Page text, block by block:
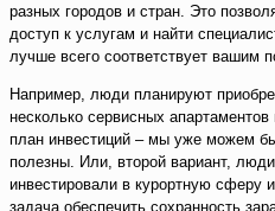
разных городов и стран. Это
доступ к услугам и найти
лучше всего соответствует вашим
Например, люди планируют
несколько сервисных
план инвестиций – мы уже можем
полезны. Или, второй вариант,
инвестировали в курортную сферу
задача обеспечить сохранность